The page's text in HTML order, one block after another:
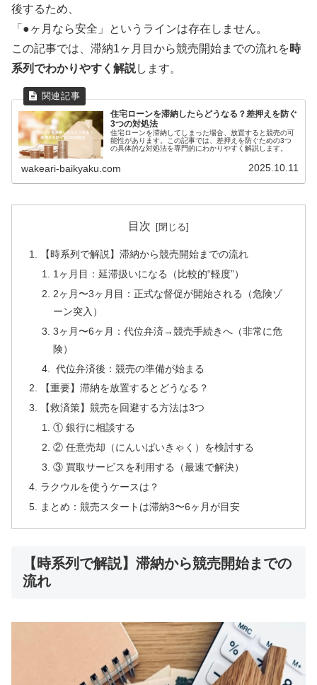
後するため、
「●ヶ月なら安全」というラインは存在しません。
この記事では、滞納1ヶ月目から競売開始までの流れを時
系列でわかりやすく解説します。
住宅ローンを滞納したらどうなる？差押えを防ぐ
3つの対処法
住宅ローンを滞納してしまった場合、放置すると競売の可
能性があります。この記事では、差押えを防ぐための3つ
の具体的な対処法を専門的にわかりやすく解説します。
wakeari-baikyaku.com 2025.10.11
目次
【時系列で解説】滞納から競売開始までの流れ
1ヶ月目：延滞扱いになる（比較的“軽度”）
2ヶ月〜3ヶ月目：正式な督促が開始される（危険ゾ
ーン突入）
3ヶ月〜6ヶ月：代位弁済→競売手続きへ（非常に危
険）
代位弁済後：競売の準備が始まる
【重要】滞納を放置するとどうなる？
【救済策】競売を回避する方法は3つ
① 銀行に相談する
② 任意売却（にんいばいきゃく）を検討する
③ 買取サービスを利用する（最速で解決）
ラクウルを使うケースは？
まとめ：競売スタートは滞納3〜6ヶ月が目安
【時系列で解説】滞納から競売開始までの
流れ